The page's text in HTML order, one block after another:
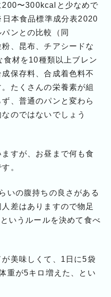
200〜300kcalと少なめで
本食品標準成分表2020
ンとの比較（同
、昆布、チアシードな
食材を10種類以上ブレン
保存料、合成着色料不
たくさんの栄養素が組
、普通のパンと変わら
のではないでしょう
すが、お昼まで何も食
。
いの腹持ちの良さがある
差はありますので物足
いうルールを決めて食べ
美味しくて、1日に5袋
重が5キロ増えた、とい